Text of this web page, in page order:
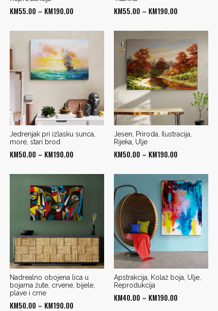
KM55.00 – KM190.00
through
KM190.00
KM55.00 – KM190.00
through
KM190.00
Jedrenjak pri izlasku sunca,
more, stari brod
KM50.00 – KM190.00
through
KM190.00
Jesen, Priroda, Ilustracija,
Rijeka, Ulje
KM50.00 – KM190.00
KM50.00
through
KM190.00
Nadrealno obojena lica u
bojama žute, crvene, bijele,
plave i crne
KM50.00 – KM190.00
Apstrakcija, Kolaž boja, Ulje,
Reprodukcija
KM40.00 – KM190.00